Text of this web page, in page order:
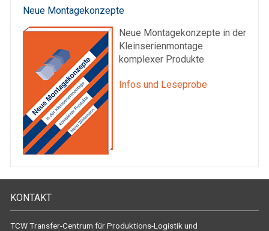
Neue Montagekonzepte
Neue Montagekonzepte in der
Kleinserienmontage
komplexer Produkte
Infos und Leseprobe
KONTAKT
TCW Transfer-Centrum für Produktions-Logistik und